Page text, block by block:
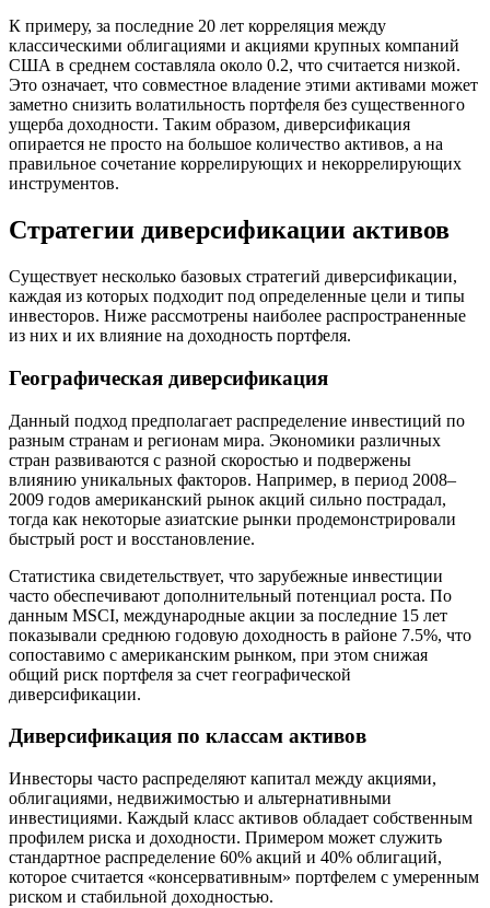
К примеру, за последние 20 лет корреляция между
классическими облигациями и акциями крупных компаний
США в среднем составляла около 0.2, что считается низкой.
Это означает, что совместное владение этими активами может
заметно снизить волатильность портфеля без существенного
ущерба доходности. Таким образом, диверсификация
опирается не просто на большое количество активов, а на
правильное сочетание коррелирующих и некоррелирующих
инструментов.
Стратегии диверсификации активов
Существует несколько базовых стратегий диверсификации,
каждая из которых подходит под определенные цели и типы
инвесторов. Ниже рассмотрены наиболее распространенные
из них и их влияние на доходность портфеля.
Географическая диверсификация
Данный подход предполагает распределение инвестиций по
разным странам и регионам мира. Экономики различных
стран развиваются с разной скоростью и подвержены
влиянию уникальных факторов. Например, в период 2008–
2009 годов американский рынок акций сильно пострадал,
тогда как некоторые азиатские рынки продемонстрировали
быстрый рост и восстановление.
Статистика свидетельствует, что зарубежные инвестиции
часто обеспечивают дополнительный потенциал роста. По
данным MSCI, международные акции за последние 15 лет
показывали среднюю годовую доходность в районе 7.5%, что
сопоставимо с американским рынком, при этом снижая
общий риск портфеля за счет географической
диверсификации.
Диверсификация по классам активов
Инвесторы часто распределяют капитал между акциями,
облигациями, недвижимостью и альтернативными
инвестициями. Каждый класс активов обладает собственным
профилем риска и доходности. Примером может служить
стандартное распределение 60% акций и 40% облигаций,
которое считается «консервативным» портфелем с умеренным
риском и стабильной доходностью.